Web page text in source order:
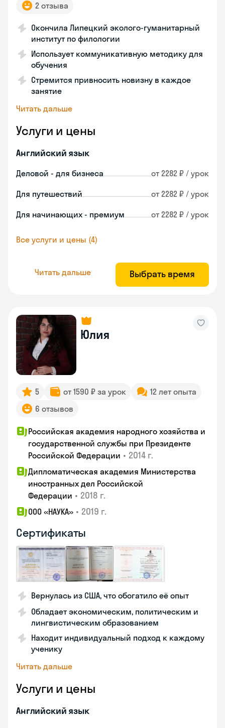
2 отзыва
Окончила Липецкий эколого-гуманитарный
институт по филологии
Использует коммуникативную методику для
обучения
Стремится привносить новизну в каждое
занятие
Читать дальше
Услуги и цены
Английский язык
Деловой - для бизнеса от 2282 ₽ / урок
Для путешествий от 2282 ₽ / урок
Для начинающих - премиум от 2282 ₽ / урок
Все услуги и цены (4)
Читать дальше Выбрать время
Юлия
5 от 1590 ₽ за урок
12 лет опыта
6 отзывов
Российская академия народного хозяйства и
государственной службы при Президенте
Российской Федерации • 2014 г.
Дипломатическая академия Министерства
иностранных дел Российской
Федерации • 2018 г.
ООО «НАУКА» • 2019 г.
Сертификаты
Вернулась из США, что обогатило её опыт
Обладает экономическим, политическим и
лингвистическим образованием
Находит индивидуальный подход к каждому
ученику
Читать дальше
Услуги и цены
Английский язык